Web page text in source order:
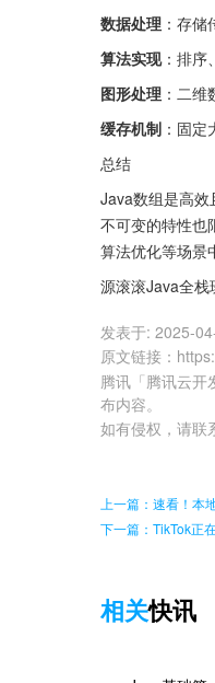
数据处理 ：存
算法实现：排序
图形处理 ：二
缓存机制 ：固
总结
Java数组是高
不可变的特性也
算法优化等场景
源滚滚Java全栈
发表于: 2025-
原文链接 ：
腾讯「腾讯云开
布内容。
如有侵权，请联
上一篇：速看！本
下一篇：TikTok正
相关快讯